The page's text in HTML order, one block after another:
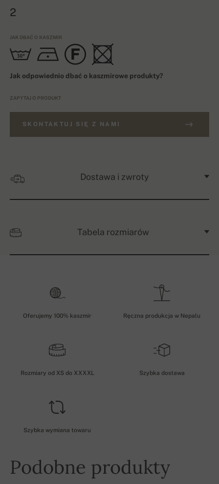
2
JAK DBAĆ O KASZMIR
Jak odpowiednio dbać o kaszmirowe produkty?
ZAPYTAJ O PRODUKT
SKONTAKTUJ SIĘ Z NAMI
Dostawa i zwroty
Tabela rozmiarów
Oferujemy 100% kaszmir Ręczna produkcja w Nepalu
Rozmiary od XS do XXXXL Szybka dostawa
Szybka wymiana towaru
Podobne produkty